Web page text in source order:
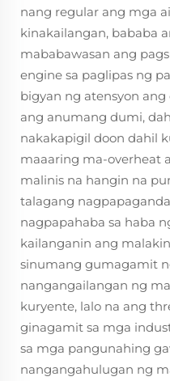
nang regular ang mga
kinakailangan, bababa
mababawasan ang
engine sa paglipas ng
bigyan ng atensyon
ang anumang dumi,
nakakapigil doon dahil
maaaring ma-overheat
malinis na hangin na
talagang
nagpapahaba sa haba
kailanganin ang
sinumang gumagamit
nangangailangan ng
kuryente, lalo na ang
ginagamit sa mga
sa mga pangunahing
nangangahulugan ng